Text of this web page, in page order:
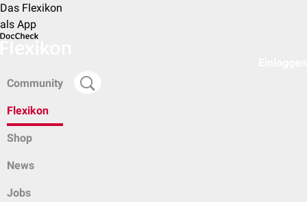
Das Flexikon
als App
Community
Flexikon
Shop
News
Jobs